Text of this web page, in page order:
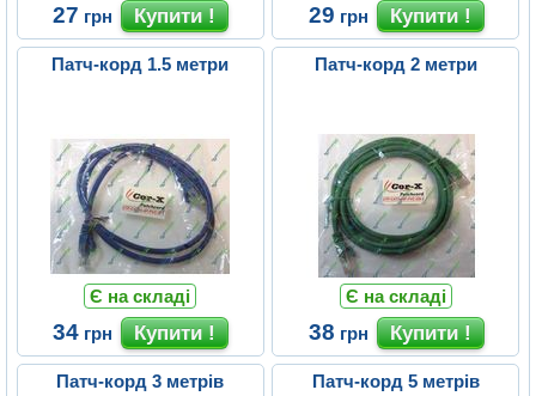
27 грн 29 грн
Патч-корд 1.5 метри
Є на складі
34 грн
Патч-корд 2 метри
Є на складі
38 грн
Патч-корд 3 метрів Патч-корд 5 метрів